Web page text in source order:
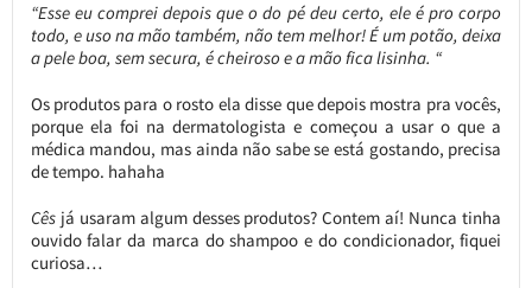
“Esse eu comprei depois que o do pé deu certo, ele é pro corpo
todo, e uso na mão também, não tem melhor! É um potão, deixa
a pele boa, sem secura, é cheiroso e a mão fica lisinha. “
Os produtos para o rosto ela disse que depois mostra pra vocês,
porque ela foi na dermatologista e começou a usar o que a
médica mandou, mas ainda não sabe se está gostando, precisa
de tempo. hahaha
Cêsjá usaram algum desses produtos? Contem aí! Nunca tinha
ouvido falar da marca do shampoo e do condicionador, fiquei
curiosa…